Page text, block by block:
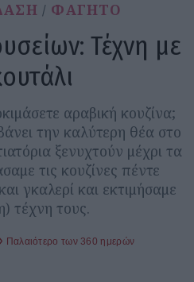
ΦΑΓΗΤΟ
Τέχνη με
αραβική κουζίνα;
την καλύτερη θέα στο
ξενυχτούν μέχρι τα
τις κουζίνες πέντε
γκαλερί και εκτιμήσαμε
τέχνη τους.
Παλαιότερο των 360 ημερών